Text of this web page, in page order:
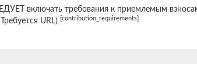
включать требования к приемлемым
URL)
[contribution_requirements]